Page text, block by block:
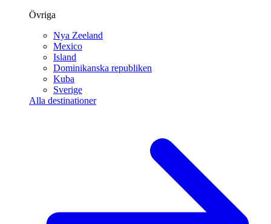
Övriga
Nya Zeeland
Mexico
Island
Dominikanska republiken
Kuba
Sverige
Alla destinationer